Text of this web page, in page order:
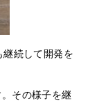
続して開発を
その様子を継